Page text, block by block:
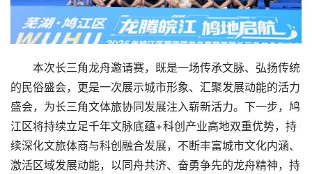
本次长三角龙舟邀请赛，既是一场传承文脉、弘扬传统
的民俗盛会，更是一次展示城市形象、汇聚发展动能的活力
盛会，为长三角文体旅协同发展注入崭新活力。下一步，鸠
江区将持续立足千年文脉底蕴+科创产业高地双重优势，持
续深化文旅体商与科创融合发展，不断丰富城市文化内涵、
激活区域发展动能，以同舟共济、奋勇争先的龙舟精神，持